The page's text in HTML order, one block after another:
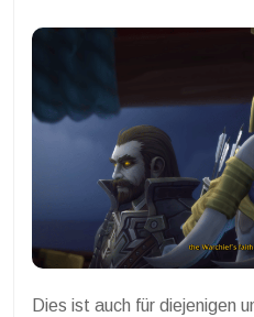
Dies ist auch für diejenigen